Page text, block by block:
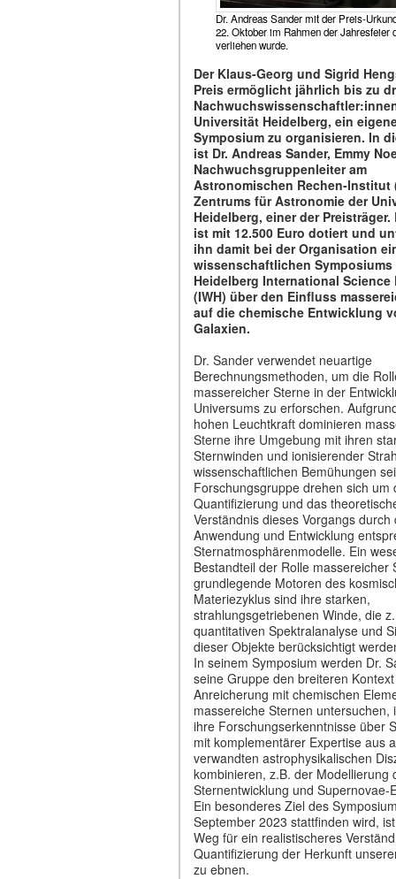
Dr. Andreas Sander mit der Preis-
22. Oktober im Rahmen der Jahresfeier
verliehen wurde.
Der Klaus-Georg und Sigrid
Preis ermöglicht jährlich bis zu
Universität Heidelberg, ein
Symposium zu organisieren. In
ist Dr. Andreas Sander, Emmy
Nachwuchsgruppenleiter am
Astronomischen Rechen-Institut
Zentrums für Astronomie der
Heidelberg, einer der Preisträger.
ist mit 12.500 Euro dotiert und
ihn damit bei der Organisation
wissenschaftlichen Symposiums
Heidelberg International Science
(IWH) über den Einfluss
auf die chemische Entwicklung
Galaxien.
Dr. Sander verwendet neuartige
Berechnungsmethoden, um die
massereicher Sterne in der
Universums zu erforschen.
hohen Leuchtkraft dominieren
Sterne ihre Umgebung mit ihren
Sternwinden und ionisierender
wissenschaftlichen Bemühungen
Forschungsgruppe drehen sich um
Quantifizierung und das
Verständnis dieses Vorgangs durch
Anwendung und Entwicklung
Sternatmosphärenmodelle. Ein
Bestandteil der Rolle massereicher
grundlegende Motoren des
Materiezyklus sind ihre starken,
strahlungsgetriebenen Winde, die
quantitativen Spektralanalyse und
dieser Objekte berücksichtigt
In seinem Symposium werden Dr.
seine Gruppe den breiteren
Anreicherung mit chemischen
massereiche Sternen untersuchen,
ihre Forschungserkenntnisse über
mit komplementärer Expertise aus
verwandten astrophysikalischen
kombinieren, z.B. der Modellierung
Sternentwicklung und Supernovae-
Ein besonderes Ziel des
September 2023 stattfinden wird,
Weg für ein realistischeres
Quantifizierung der Herkunft
zu ebnen.